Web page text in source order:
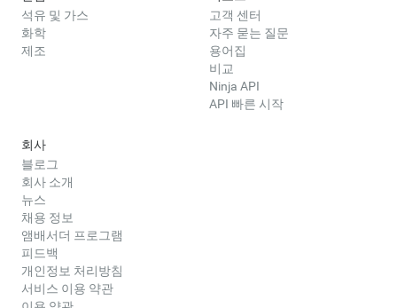
석유 및 가스
화학
제조
고객 센터
자주 묻는 질문
용어집
비교
Ninja API
API 빠른 시작
회사
블로그
회사 소개
뉴스
채용 정보
앰배서더 프로그램
피드백
개인정보 처리방침
서비스 이용 약관